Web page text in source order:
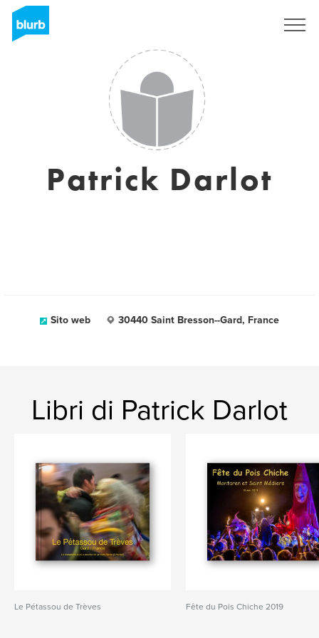
Patrick Darlot
Sito web 30440 Saint Bresson--Gard, France
Libri di Patrick Darlot
Le Pétassou de Trèves Fête du Pois Chiche 2019